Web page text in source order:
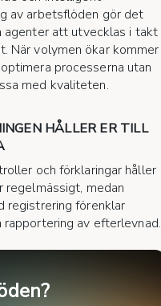
av arbetsflöden gör det
agenter att utvecklas i takt
När volymen ökar kommer
processerna utan
med kvaliteten.
HÅLLER ER TILL
och förklaringar håller
regelmässigt, medan
registrering förenklar
rapportering av efterlevnad.